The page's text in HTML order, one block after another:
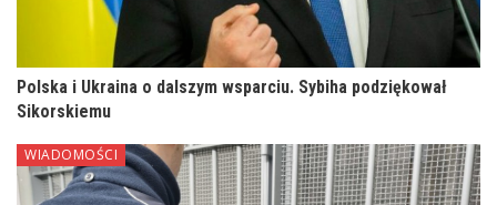
Polska i Ukraina o dalszym wsparciu. Sybiha podziękował
Sikorskiemu
WIADOMOŚCI